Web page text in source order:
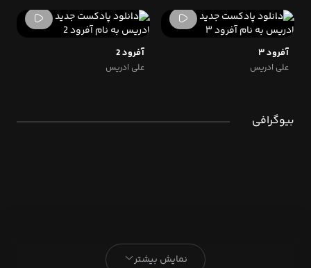
آفرود ۳
علی ادریس
آفرود 2
علی ادریس
بیوگرافی
نمایش بیشتر